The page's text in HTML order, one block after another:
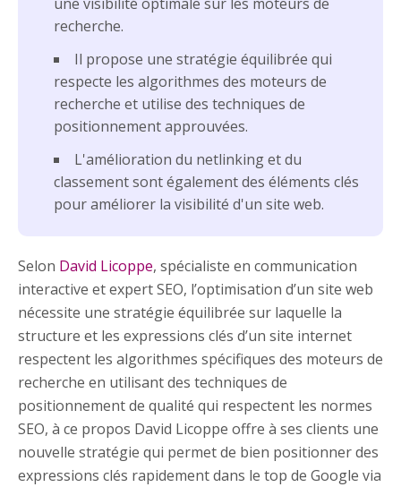
recherche.
Il propose une stratégie équilibrée qui
respecte les algorithmes des moteurs de
recherche et utilise des techniques de
positionnement approuvées.
L'amélioration du netlinking et du
classement sont également des éléments clés
pour améliorer la visibilité d'un site web.
Selon David Licoppe, spécialiste en communication
interactive et expert SEO, l’optimisation d’un site web
nécessite une stratégie équilibrée sur laquelle la
structure et les expressions clés d’un site internet
respectent les algorithmes spécifiques des moteurs de
recherche en utilisant des techniques de
positionnement de qualité qui respectent les normes
SEO, à ce propos David Licoppe offre à ses clients une
nouvelle stratégie qui permet de bien positionner des
expressions clés rapidement dans le top de Google via